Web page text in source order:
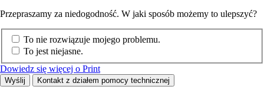
Przepraszamy za niedogodność. W jaki sposób możemy to ulepszyć?
To nie rozwiązuje mojego problemu.
To jest niejasne.
Dowiedz się więcej o Print
Wyślij Kontakt z działem pomocy technicznej